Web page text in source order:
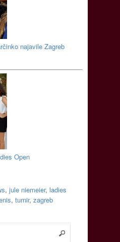
najavile Zagreb
Open
, jule niemeier, ladies
, turnir, zagreb